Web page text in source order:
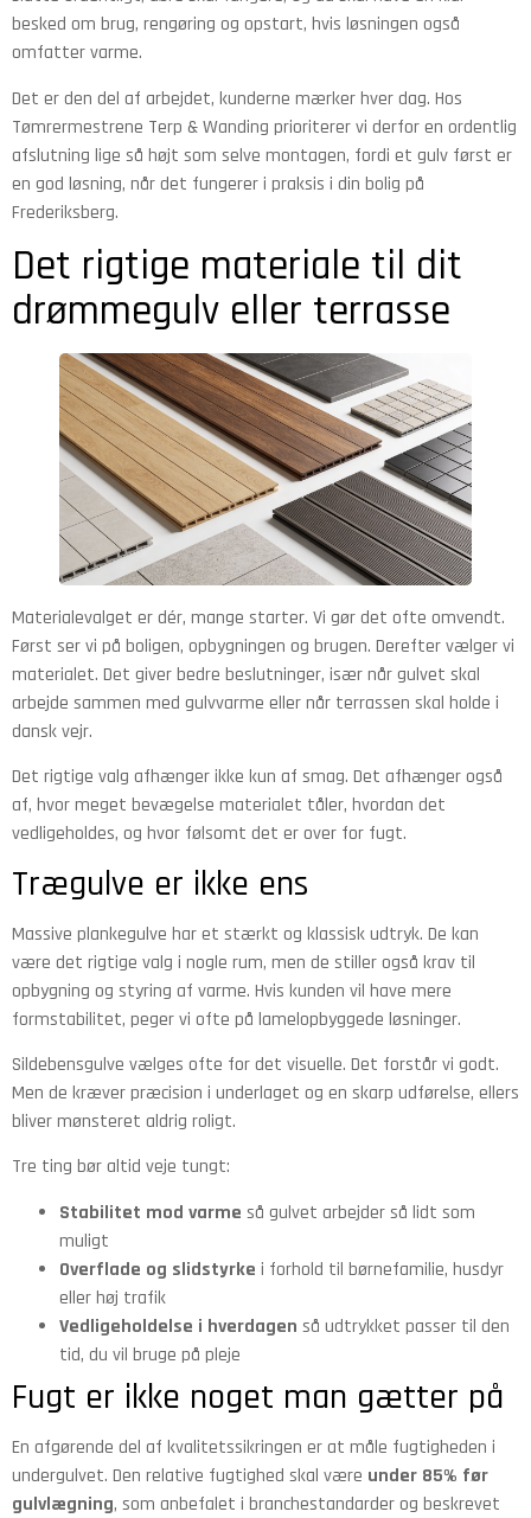
besked om brug, rengøring og opstart, hvis løsningen også
omfatter varme.
Det er den del af arbejdet, kunderne mærker hver dag. Hos
Tømrermestrene Terp & Wanding prioriterer vi derfor en ordentlig
afslutning lige så højt som selve montagen, fordi et gulv først er
en god løsning, når det fungerer i praksis i din bolig på
Frederiksberg.
Det rigtige materiale til dit
drømmegulv eller terrasse
Materialevalget er dér, mange starter. Vi gør det ofte omvendt.
Først ser vi på boligen, opbygningen og brugen. Derefter vælger vi
materialet. Det giver bedre beslutninger, især når gulvet skal
arbejde sammen med gulvvarme eller når terrassen skal holde i
dansk vejr.
Det rigtige valg afhænger ikke kun af smag. Det afhænger også
af, hvor meget bevægelse materialet tåler, hvordan det
vedligeholdes, og hvor følsomt det er over for fugt.
Trægulve er ikke ens
Massive plankegulve har et stærkt og klassisk udtryk. De kan
være det rigtige valg i nogle rum, men de stiller også krav til
opbygning og styring af varme. Hvis kunden vil have mere
formstabilitet, peger vi ofte på lamelopbyggede løsninger.
Sildebensgulve vælges ofte for det visuelle. Det forstår vi godt.
Men de kræver præcision i underlaget og en skarp udførelse, ellers
bliver mønsteret aldrig roligt.
Tre ting bør altid veje tungt:
Stabilitet mod varme så gulvet arbejder så lidt som
muligt
Overflade og slidstyrke i forhold til børnefamilie, husdyr
eller høj trafik
Vedligeholdelse i hverdagen så udtrykket passer til den
tid, du vil bruge på pleje
Fugt er ikke noget man gætter på
En afgørende del af kvalitetssikringen er at måle fugtigheden i
undergulvet. Den relative fugtighed skal være under 85% før
gulvlægning, som anbefalet i branchestandarder og beskrevet